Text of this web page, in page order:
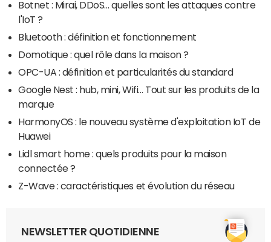
Botnet : Mirai, DDoS… quelles sont les attaques contre
l'IoT ?
Bluetooth : définition et fonctionnement
Domotique : quel rôle dans la maison ?
OPC-UA : définition et particularités du standard
Google Nest : hub, mini, Wifi… Tout sur les produits de la
marque
HarmonyOS : le nouveau système d'exploitation IoT de
Huawei
Lidl smart home : quels produits pour la maison
connectée ?
Z-Wave : caractéristiques et évolution du réseau
NEWSLETTER QUOTIDIENNE